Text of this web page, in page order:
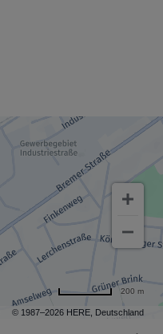
© 1987–2026 HERE, Deutschland
200 m